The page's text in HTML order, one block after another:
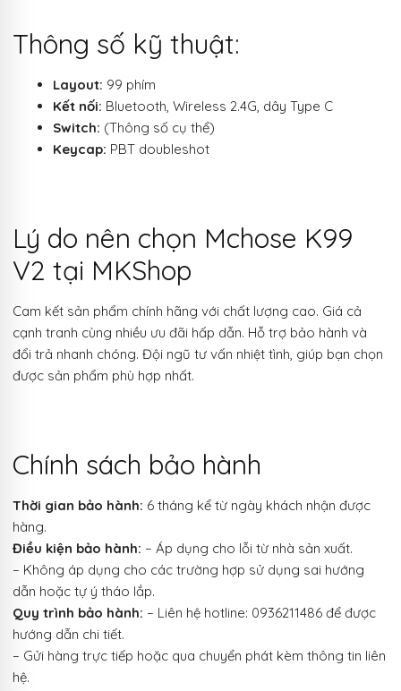
Thông số kỹ thuật:
Layout: 99 phím
Kết nối: Bluetooth, Wireless 2.4G, dây Type C
Switch: (Thông số cụ thể)
Keycap: PBT doubleshot
Lý do nên chọn Mchose K99
V2 tại MKShop
Cam kết sản phẩm chính hãng với chất lượng cao. Giá cả
cạnh tranh cùng nhiều ưu đãi hấp dẫn. Hỗ trợ bảo hành và
đổi trả nhanh chóng. Đội ngũ tư vấn nhiệt tình, giúp bạn chọn
được sản phẩm phù hợp nhất.
Chính sách bảo hành
Thời gian bảo hành: 6 tháng kể từ ngày khách nhận được
hàng.
Điều kiện bảo hành: – Áp dụng cho lỗi từ nhà sản xuất.
– Không áp dụng cho các trường hợp sử dụng sai hướng
dẫn hoặc tự ý tháo lắp.
Quy trình bảo hành: – Liên hệ hotline: 0936211486 để được
hướng dẫn chi tiết.
– Gửi hàng trực tiếp hoặc qua chuyển phát kèm thông tin liên
hệ.